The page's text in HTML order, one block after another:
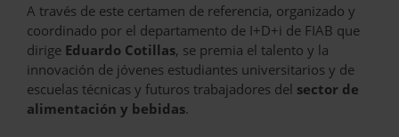
A través de este certamen de referencia, organizado y
coordinado por el departamento de I+D+i de FIAB que
dirige Eduardo Cotillas, se premia el talento y la
innovación de jóvenes estudiantes universitarios y de
escuelas técnicas y futuros trabajadores del sector de
alimentación y bebidas.